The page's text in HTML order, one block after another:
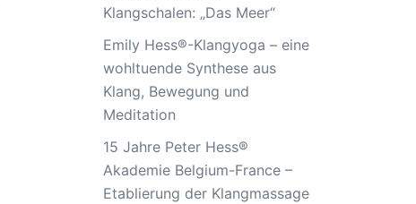
Klangschalen: „Das Meer“
Emily Hess®-Klangyoga – eine
wohltuende Synthese aus
Klang, Bewegung und
Meditation
15 Jahre Peter Hess®
Akademie Belgium-France –
Etablierung der Klangmassage